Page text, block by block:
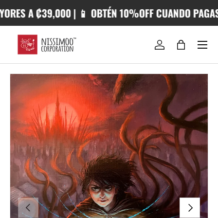
IR AL CONTENIDO
A ₡39,000 | 📱 OBTÉN 10%OFF CUANDO PAGAS
Iniciar sesión
Bolsa
IR DIRECTAMENTE A LA INFORMACIÓN DEL PRODUCTO
ANTERIOR SIGUIENTE